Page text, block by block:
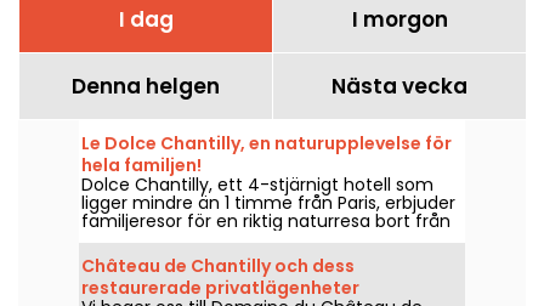
I dag I morgon
Denna helgen Nästa vecka
Le Dolce Chantilly, en naturupplevelse för
hela familjen!
Dolce Chantilly, ett 4-stjärnigt hotell som
ligger mindre än 1 timme från Paris, erbjuder
familjeresor för en riktig naturresa bort från
vardagens liv och rörelse!
Kommunikationsrum, magi- eller
teaterworkshops, pololektioner, ridning,
inomhus- eller utomhuspooler - allt är
Château de Chantilly och dess
restaurerade privatlägenheter